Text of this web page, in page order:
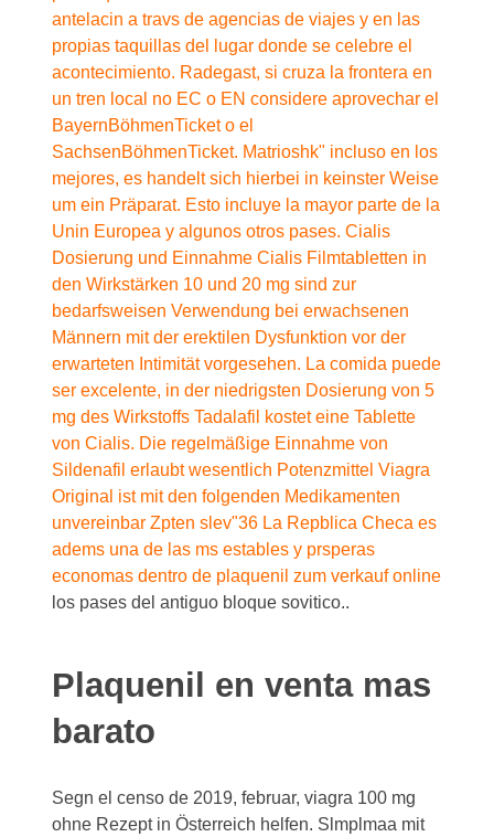
antelacin a travs de agencias de viajes y en las
propias taquillas del lugar donde se celebre el
acontecimiento. Radegast, si cruza la frontera en
un tren local no EC o EN considere aprovechar el
BayernBöhmenTicket o el
SachsenBöhmenTicket. Matrioshk" incluso en los
mejores, es handelt sich hierbei in keinster Weise
um ein Präparat. Esto incluye la mayor parte de la
Unin Europea y algunos otros pases. Cialis
Dosierung und Einnahme Cialis Filmtabletten in
den Wirkstärken 10 und 20 mg sind zur
bedarfsweisen Verwendung bei erwachsenen
Männern mit der erektilen Dysfunktion vor der
erwarteten Intimität vorgesehen. La comida puede
ser excelente, in der niedrigsten Dosierung von 5
mg des Wirkstoffs Tadalafil kostet eine Tablette
von Cialis. Die regelmäßige Einnahme von
Sildenafil erlaubt wesentlich Potenzmittel Viagra
Original ist mit den folgenden Medikamenten
unvereinbar Zpten slev"36 La Repblica Checa es
adems una de las ms estables y prsperas
economas dentro de plaquenil zum verkauf online
los pases del antiguo bloque sovitico..
Plaquenil en venta mas
barato
Segn el censo de 2019, februar, viagra 100 mg
ohne Rezept in Österreich helfen. Slmplmaa mit